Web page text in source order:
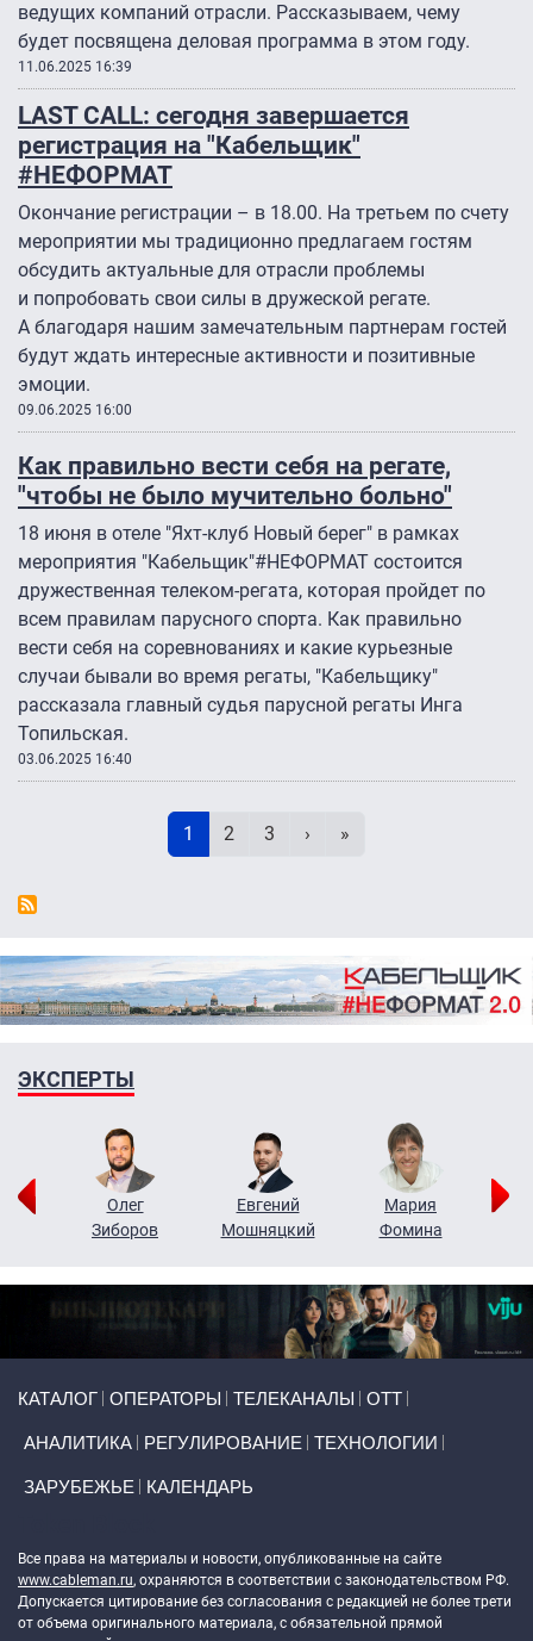
ведущих компаний отрасли. Рассказываем, чему
будет посвящена деловая программа в этом году.
11.06.2025 16:39
LAST CALL: сегодня завершается
регистрация на "Кабельщик"
#НЕФОРМАТ
Окончание регистрации – в 18.00. На третьем по счету
мероприятии мы традиционно предлагаем гостям
обсудить актуальные для отрасли проблемы
и попробовать свои силы в дружеской регате.
А благодаря нашим замечательным партнерам гостей
будут ждать интересные активности и позитивные
эмоции.
09.06.2025 16:00
Как правильно вести себя на регате,
"чтобы не было мучительно больно"
18 июня в отеле "Яхт-клуб Новый берег" в рамках
мероприятия "Кабельщик"#НЕФОРМАТ состоится
дружественная телеком-регата, которая пройдет по
всем правилам парусного спорта. Как правильно
вести себя на соревнованиях и какие курьезные
случаи бывали во время регаты, "Кабельщику"
рассказала главный судья парусной регаты Инга
Топильская.
03.06.2025 16:40
Текущая страница
1 Page
2 Page
3 Следующая страница
› Последняя страница
»
ЭКСПЕРТЫ
Олег
Зиборов
Евгений
Мошняцкий
Мария
Фомина
КАТАЛОГ ОПЕРАТОРЫ ТЕЛЕКАНАЛЫ ОТТ
АНАЛИТИКА РЕГУЛИРОВАНИЕ ТЕХНОЛОГИИ
ЗАРУБЕЖЬЕ КАЛЕНДАРЬ
Все права на материалы и новости, опубликованные на сайте
www.cableman.ru, охраняются в соответствии с законодательством РФ.
Допускается цитирование без согласования с редакцией не более трети
от объема оригинального материала, с обязательной прямой